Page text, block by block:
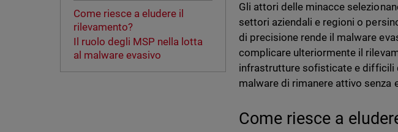
Come riesce a eludere il
rilevamento?
Il ruolo degli MSP nella lotta
al malware evasivo
Gli attori delle minacce
settori aziendali e regioni o
di precisione rende il malware
complicare ulteriormente il
infrastrutture sofisticate e difficili
malware di rimanere attivo senza
Come riesce a